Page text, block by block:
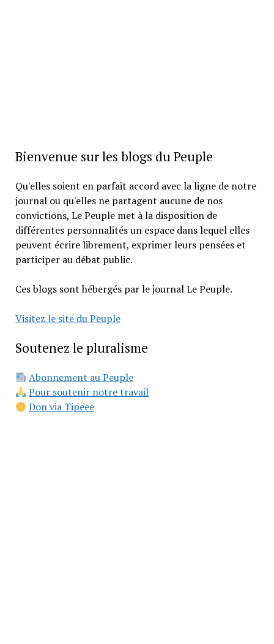
Bienvenue sur les blogs du Peuple
Qu'elles soient en parfait accord avec la ligne de notre
journal ou qu'elles ne partagent aucune de nos
convictions, Le Peuple met à la disposition de
différentes personnalités un espace dans lequel elles
peuvent écrire librement, exprimer leurs pensées et
participer au débat public.
Ces blogs sont hébergés par le journal Le Peuple.
Visitez le site du Peuple
Soutenez le pluralisme
Abonnement au Peuple
Pour soutenir notre travail
Don via Tipeee